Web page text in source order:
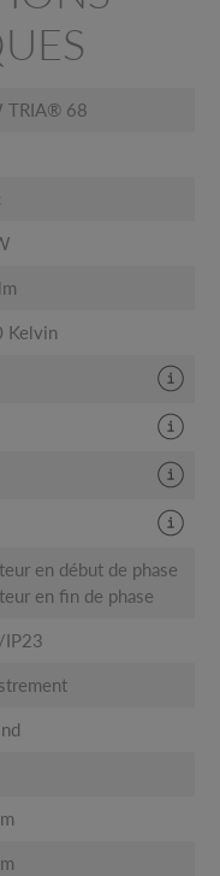
TRIA® 68
Kelvin
en début de phase
en fin de phase
IP23